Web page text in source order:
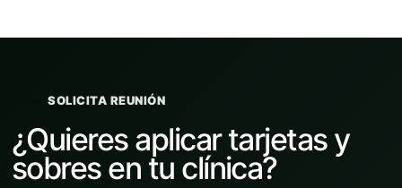
SOLICITA REUNIÓN
¿Quieres aplicar tarjetas y
sobres en tu clínica?